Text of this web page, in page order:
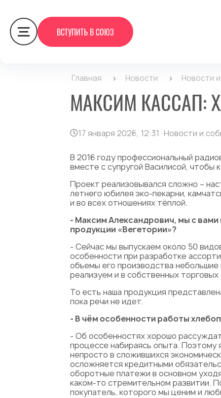
ВСТУПИТЬ В СОЮЗ
Главная > Новости > Новости
МАКСИМ КАССАП:
17 января 2026, 12:31 ·Новости и
В 2016 году профессиональный
вместе с супругой Василисой,
Проект реализовывался сложно –
летнего юбилея эко-пекарни,
и во всех отношениях тёплой.
- Максим Александрович, мы с
продукции «Вегетории»?
- Сейчас мы выпускаем около 50
особенности при разработке
объемы его производства
реализуем и в собственных торговых
То есть наша продукция
пока речи не идет.
- В чём особенности работы
- Об особенностях хорошо
процессе набираясь опыта. Поэтому
непросто в сложившихся
осложняется кредитными
оборотные платежи в основном
каком-то стремительном развитии.
покупатель, которого мы ценим и